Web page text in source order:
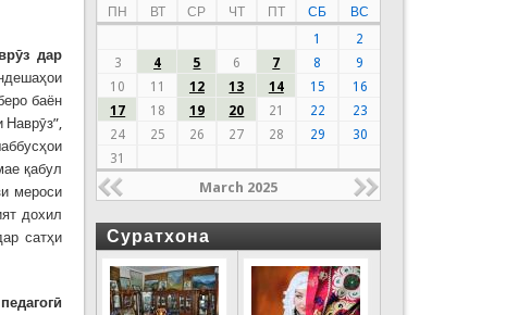
ӯз дар
баён
қабул
мероси
дохил
сатҳи
ӣ
ПН ВТ СР ЧТ ПТ СБ
ВС
1
2
3
4 5 6 7 8
9
10
11 12 13 14 15
16
17
18 19 20 21 22
23
24
25 26 27 28 29
30
31
March 2025
Суратхона